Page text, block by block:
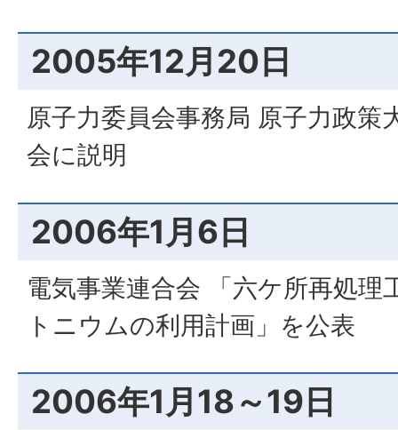
2005年12月20日
原子力委員会事務局 原子力政策
会に説明
2006年1月6日
電気事業連合会 「六ケ所再処理
トニウムの利用計画」を公表
2006年1月18～19日